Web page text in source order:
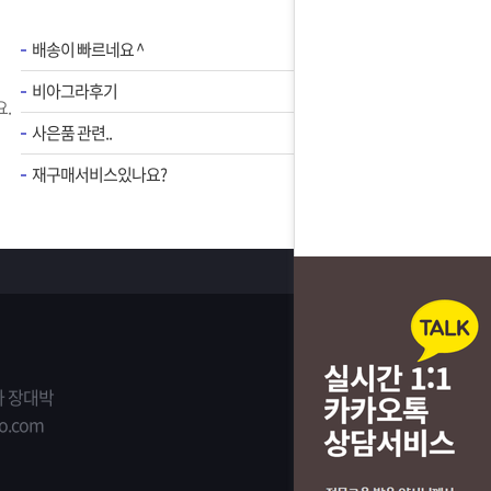
.
배송이 빠르네요 ^
비아그라후기
사은품 관련..
재구매서비스있나요?
장대박